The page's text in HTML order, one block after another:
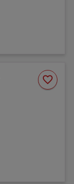
favorite
Spara
som